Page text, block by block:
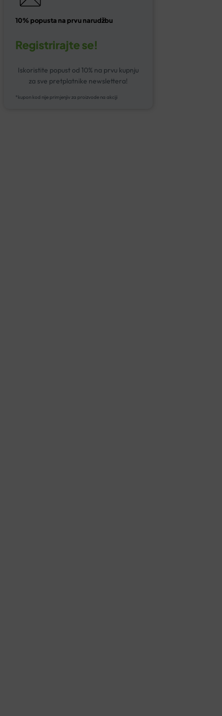
10% popusta na prvu narudžbu
Registrirajte se!
Iskoristite popust od 10% na prvu kupnju
za sve pretplatnike newslettera!
*kupon kod nije primjenjiv za proizvode na akciji